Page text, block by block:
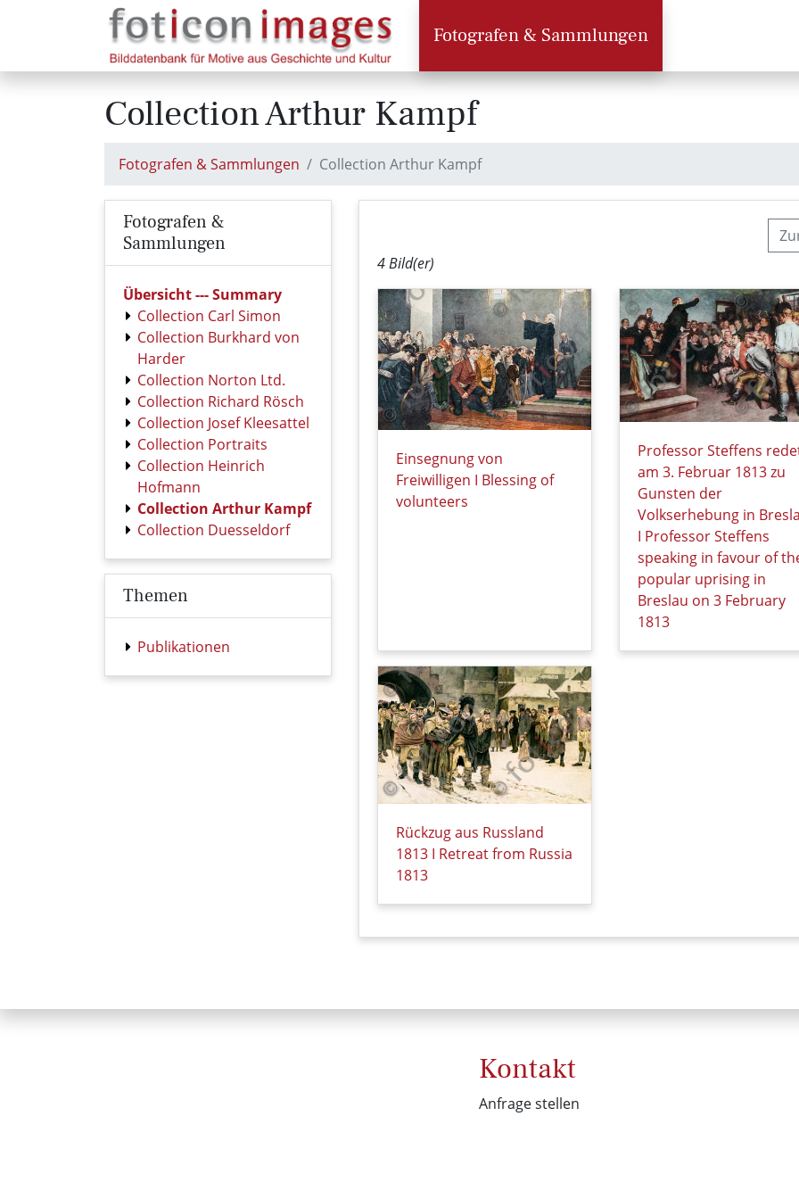
Fotografen & Sammlungen
Collection Arthur Kampf
Fotografen & Sammlungen Collection Arthur Kampf
Fotografen &
Sammlungen
Übersicht --- Summary
Collection Carl Simon
Collection Burkhard von
Harder
Collection Norton Ltd.
Collection Richard Rösch
Collection Josef Kleesattel
Collection Portraits
Collection Heinrich
Hofmann
Collection Arthur Kampf
Collection Duesseldorf
Themen
Publikationen
4 Bild(er)
Einsegnung von
Freiwilligen I Blessing of
volunteers
Details zu Einsegnung von Freiwilligen I Blessing of
Professor Steffens
am 3. Februar 1813 zu
Gunsten der
Volkserhebung in
I Professor Steffens
speaking in favour of
popular uprising in
Breslau on 3 February
1813
Rückzug aus Russland
1813 I Retreat from Russia
1813
Kontakt
Anfrage stellen